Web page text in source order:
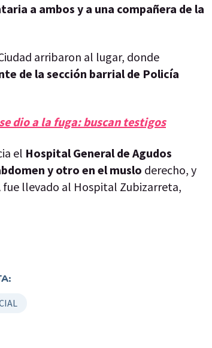
a ambos y a una compañera de la
arribaron al lugar, donde
de la sección barrial de Policía
dio a la fuga: buscan testigos
el Hospital General de Agudos
y otro en el muslo derecho, y
fue llevado al Hospital Zubizarreta,